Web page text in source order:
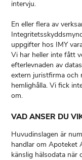
intervju.
En eller flera av
uppgifter hos IMY
Vi har heller inte fått
efterlevnaden av
extern juristfirma och
hemlighålla. Vi fick
om.
VAD ANSER DU
Huvudinslagen är
handlar om Apoteket
känslig hälsodata när